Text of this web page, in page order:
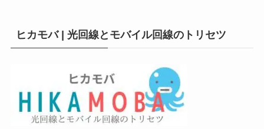
ヒカモバ | 光回線とモバイル回線のトリセツ